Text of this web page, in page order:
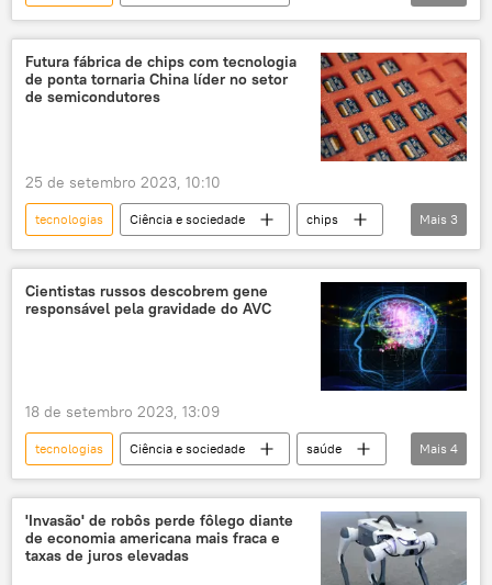
defesa cibernética
ataques cibernéticos
segurança cibernética
China
inteligência artificial
Futura fábrica de chips com tecnologia
de ponta tornaria China líder no setor
de semicondutores
25 de setembro 2023, 10:10
tecnologias Ciência e sociedade
chips
China
acelerador de partículas
fábrica
Mais 3
Cientistas russos descobrem gene
responsável pela gravidade do AVC
18 de setembro 2023, 13:09
tecnologias Ciência e sociedade
saúde
AVC
pesquisa
cérebro
Rússia
Mais 4
'Invasão' de robôs perde fôlego diante
de economia americana mais fraca e
taxas de juros elevadas